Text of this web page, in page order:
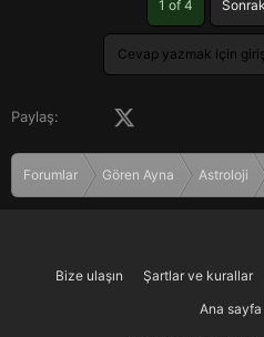
1 of 4
Cevap yazmak için
Paylaş: Facebook
Forumlar Gören Ayna Astroloji
Bize ulaşın
Şartlar ve kurallar
Ana sayfa